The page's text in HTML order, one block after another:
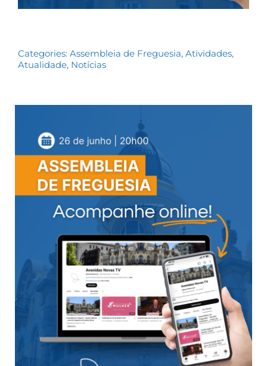
Categories: Assembleia de Freguesia, Atividades,
Atualidade, Notícias